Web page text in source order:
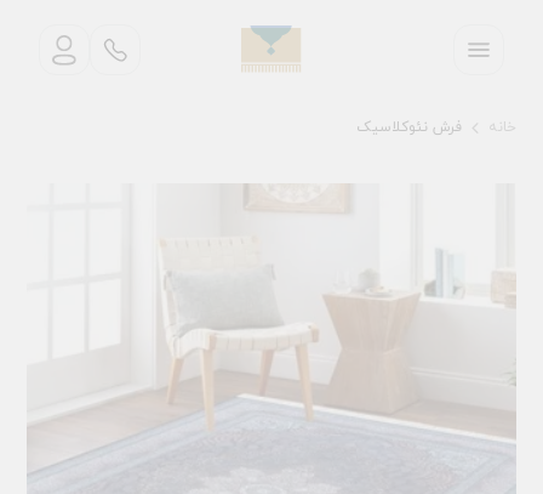
خانه فرش نئوکلاسیک